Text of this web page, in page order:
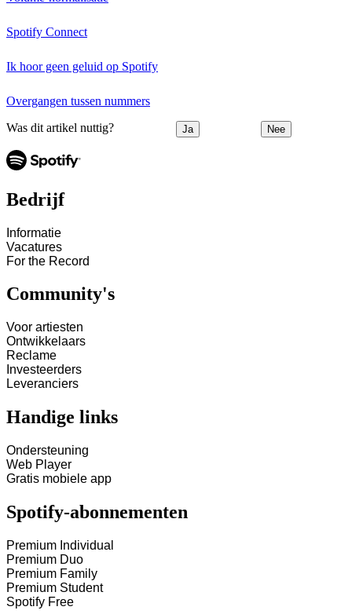
Spotify Connect
Ik hoor geen geluid op Spotify
Overgangen tussen nummers
Was dit artikel nuttig? Ja Nee
Bedrijf
Informatie
Vacatures
For the Record
Community's
Voor artiesten
Ontwikkelaars
Reclame
Investeerders
Leveranciers
Handige links
Ondersteuning
Web Player
Gratis mobiele app
Spotify-abonnementen
Premium Individual
Premium Duo
Premium Family
Premium Student
Spotify Free